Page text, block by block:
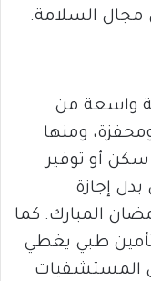
مجال السلامة.
واسعة من
ومنها
سكن أو توفير
إجازة
المبارك. كما
طبي يغطي
المستشفيات